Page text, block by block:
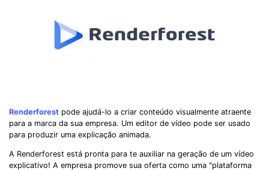
Renderforest pode ajudá-lo a criar conteúdo visualmente atraente
para a marca da sua empresa. Um editor de vídeo pode ser usado
para produzir uma explicação animada.
A Renderforest está pronta para te auxiliar na geração de um vídeo
explicativo! A empresa promove sua oferta como uma "plataforma